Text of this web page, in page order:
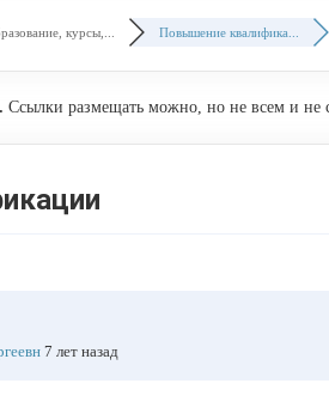
курсы,... Повышение квалифика...
. Ссылки размещать можно, но не всем и не
7 лет назад